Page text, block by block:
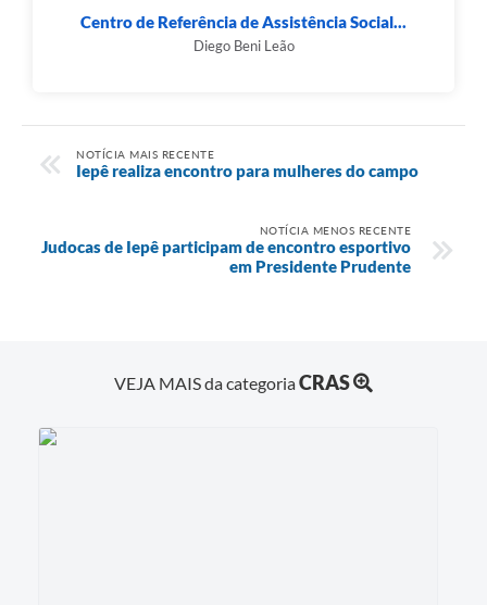
Centro de Referência de Assistência Social...
Diego Beni Leão
NOTÍCIA MAIS RECENTE
Iepê realiza encontro para mulheres do campo
NOTÍCIA MENOS RECENTE
Judocas de Iepê participam de encontro esportivo
em Presidente Prudente
VEJA MAIS da categoriaCRAS